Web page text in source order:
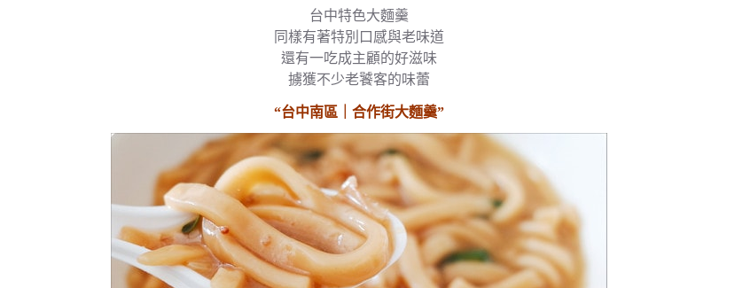
台中特色大麵羹
同樣有著特別口感與老味道
還有一吃成主顧的好滋味
擄獲不少老饕客的味蕾
“台中南區｜合作街大麵羹”